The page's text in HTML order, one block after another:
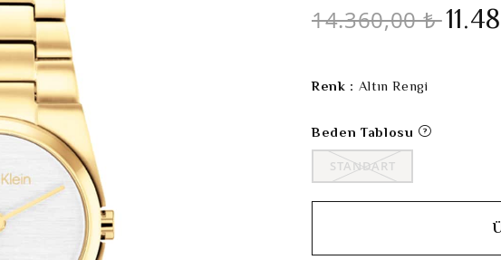
14.360,00 ₺
Renk : Altın Rengi
Beden Tablosu
STANDART